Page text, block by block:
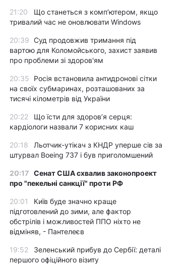
21:20
Що станеться з комп’ютером, якщо
тривалий час не оновлювати Windows
20:39 Суд продовжив тримання під
вартою для Коломойського, захист заявив
про проблеми зі здоров'ям
20:35
Росія встановила антидронові сітки
на своїх субмаринах, розташованих за
тисячі кілометрів від України
20:22
Що їсти для здоров’я серця:
кардіологи назвали 7 корисних каш
20:18
Льотчик-утікач з КНДР уперше сів за
штурвал Boeing 737 і був приголомшений
20:17 Сенат США схвалив законопроект
про "пекельні санкції" проти РФ
20:01
Київ буде значно краще
підготовлений до зими, але фактор
обстрілів і можливостей ППО ніхто не
відміняв, - Пантелеєв
19:52
Зеленський прибув до Сербії: деталі
першого офіційного візиту